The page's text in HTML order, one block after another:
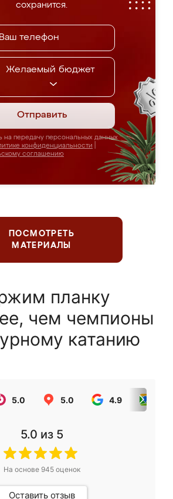
сохранится.
Желаемый бюджет
Отправить
на передачу персональных данных
конфиденциальности
соглашению
ПОСМОТРЕТЬ
МАТЕРИАЛЫ
планку
чем чемпионы
катанию
5.0 5.0 4.9
5.0 из 5
На основе 945оценок
Оставить отзыв